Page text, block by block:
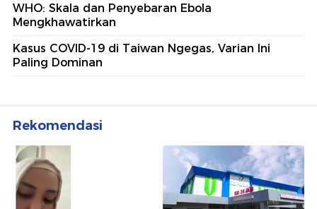
WHO: Skala dan Penyebaran Ebola
Mengkhawatirkan
Kasus COVID-19 di Taiwan Ngegas, Varian Ini
Paling Dominan
Rekomendasi